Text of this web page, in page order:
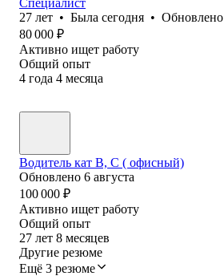
27 лет • Была сегодня • Обновлено
80 000 ₽
Активно ищет работу
Общий опыт
4 года 4 месяца
Водитель кат В, С ( офисный)
Обновлено 6 августа
100 000 ₽
Активно ищет работу
Общий опыт
27 лет 8 месяцев
Другие резюме
Ещё 3 резюме